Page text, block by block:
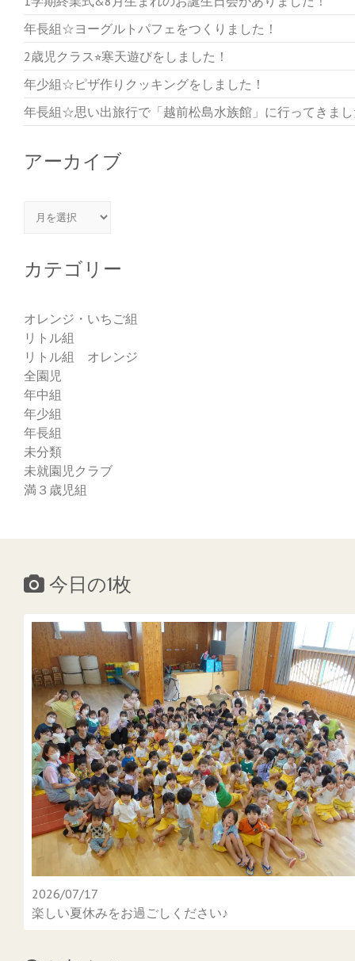
年長組☆ヨーグルトパフェをつくりました！
2歳児クラス⭐︎寒天遊びをしました！
年少組☆ピザ作りクッキングをしました！
年長組☆思い出旅行で「越前松島水族館」に行ってきま
アーカイブ
アーカイブ
カテゴリー
オレンジ・いちご組
リトル組
リトル組 オレンジ
全園児
年中組
年少組
年長組
未分類
未就園児クラブ
満３歳児組
今日の1枚
2026/07/17
楽しい夏休みをお過ごしください♪